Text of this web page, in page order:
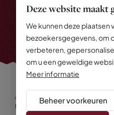
Deze website maakt
We kunnen deze plaatsen
bezoekersgegevens, om
verbeteren,
om u een geweldige
Meer informatie
Beheer voorkeuren
Alle rechten voorbehouden
Privacy Policy Algemene